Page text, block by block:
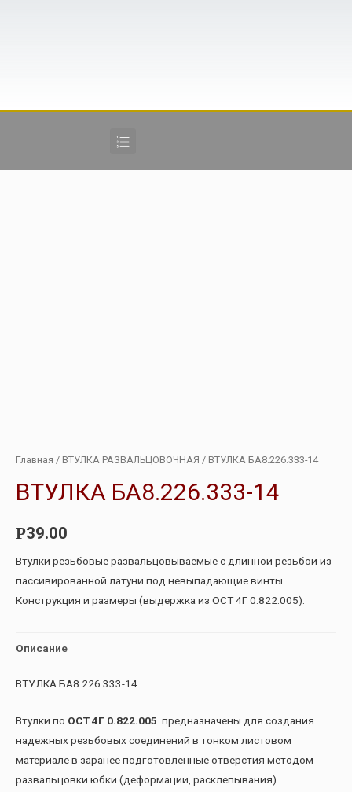
Главная / ВТУЛКА РАЗВАЛЬЦОВОЧНАЯ / ВТУЛКА БА8.226.333-14
ВТУЛКА БА8.226.333-14
Р39.00
Втулки резьбовые развальцовываемые с длинной резьбой из
пассивированной латуни под невыпадающие винты.
Конструкция и размеры (выдержка из ОСТ 4Г 0.822.005).
Описание
ВТУЛКА БА8.226.333-14
Втулки по ОСТ 4Г 0.822.005 предназначены для создания
надежных резьбовых соединений в тонком листовом
материале в заранее подготовленные отверстия методом
развальцовки юбки (деформации, расклепывания).